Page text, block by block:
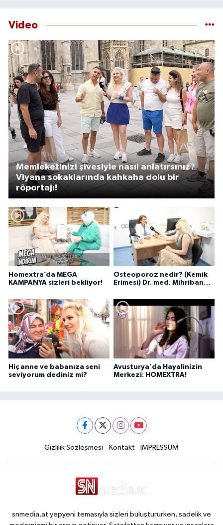
Video
Homextra’da MEGA
KAMPANYA sizleri bekliyor!
Osteoporoz nedir? (Kemik
Erimesi) Dr. med. Mihriban
Memleketinizi şivesiyle nasıl anlatırsınız?
Viyana sokaklarında kahkaha dolu bir
röportajı!
Hiç anne ve babanıza seni
seviyorum dediniz mi?
Avusturya'da Hayalinizin
Merkezi: HOMEXTRA!
Gizlilik Sözleşmesi Kontakt IMPRESSUM
snmedia.at yepyeni temasıyla sizleri buluştururken, sadelik ve